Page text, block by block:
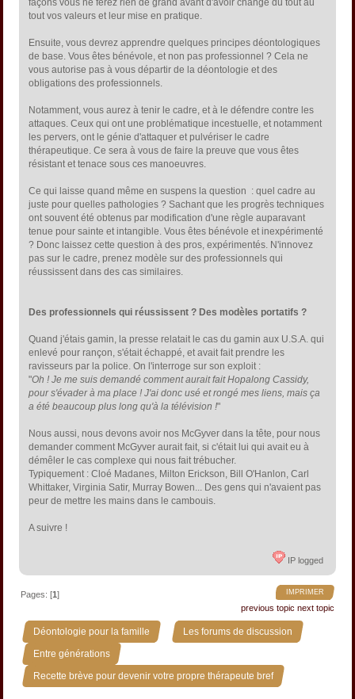
façons vous ne ferez rien de grand avant d'avoir changé du tout au
tout vos valeurs et leur mise en pratique.
Ensuite, vous devrez apprendre quelques principes déontologiques
de base. Vous êtes bénévole, et non pas professionnel ? Cela ne
vous autorise pas à vous départir de la déontologie et des
obligations des professionnels.
Notamment, vous aurez à tenir le cadre, et à le défendre contre les
attaques. Ceux qui ont une problématique incestuelle, et notamment
les pervers, ont le génie d'attaquer et pulvériser le cadre
thérapeutique. Ce sera à vous de faire la preuve que vous êtes
résistant et tenace sous ces manoeuvres.
Ce qui laisse quand même en suspens la question : quel cadre au
juste pour quelles pathologies ? Sachant que les progrès techniques
ont souvent été obtenus par modification d'une règle auparavant
tenue pour sainte et intangible. Vous êtes bénévole et inexpérimenté
? Donc laissez cette question à des pros, expérimentés. N'innovez
pas sur le cadre, prenez modèle sur des professionnels qui
réussissent dans des cas similaires.
Des professionnels qui réussissent ? Des modèles portatifs ?
Quand j'étais gamin, la presse relatait le cas du gamin aux U.S.A. qui
enlevé pour rançon, s'était échappé, et avait fait prendre les
ravisseurs par la police. On l'interroge sur son exploit :
"Oh ! Je me suis demandé comment aurait fait Hopalong Cassidy,
pour s'évader à ma place ! J'ai donc usé et rongé mes liens, mais ça
a été beaucoup plus long qu'à la télévision !"
Nous aussi, nous devons avoir nos McGyver dans la tête, pour nous
demander comment McGyver aurait fait, si c'était lui qui avait eu à
démêler le cas complexe qui nous fait trébucher.
Typiquement : Cloé Madanes, Milton Erickson, Bill O'Hanlon, Carl
Whittaker, Virginia Satir, Murray Bowen... Des gens qui n'avaient pas
peur de mettre les mains dans le cambouis.
A suivre !
IP logged
IMPRIMER
Pages: [1]
previous topic next topic
Déontologie pour la famille » Les forums de discussion »
Entre générations »
Recette brève pour devenir votre propre thérapeute bref